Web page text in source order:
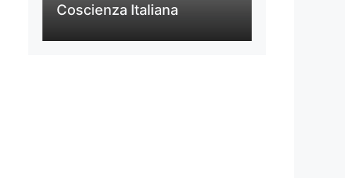
Coscienza Italiana